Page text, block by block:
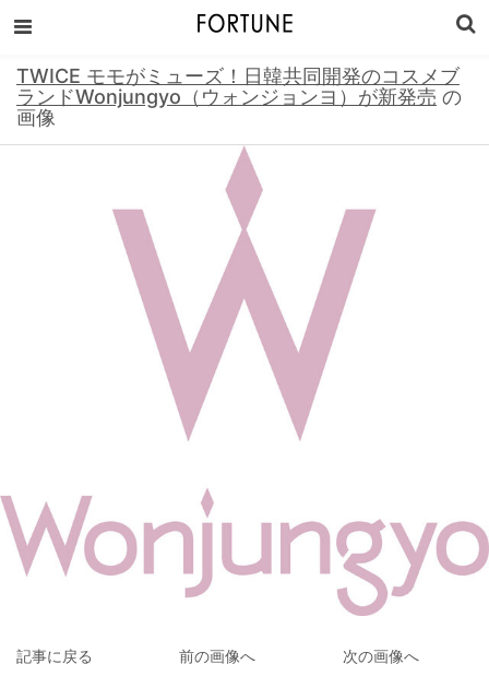
TWICE モモがミューズ！日韓共同開発のコスメブ
ランドWonjungyo（ウォンジョンヨ）が新発売 の
画像
記事に戻る 前の画像へ 次の画像へ